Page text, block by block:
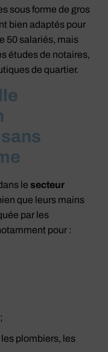
sous forme de gros
bien adaptés pour
50 salariés, mais
études de notaires,
de quartier.
le secteur
que leurs mains
par les
pour :
plombiers, les